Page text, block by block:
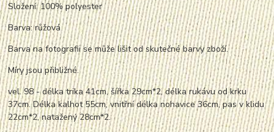
Složení: 100% polyester
Barva: růžová
Barva na fotografii se může lišit od skutečné barvy zboží.
Míry jsou přibližné.
vel. 98 - délka trika 41cm, šířka 29cm*2, délka rukávu od krku
37cm. Délka kalhot 55cm, vnitřní délka nohavice 36cm, pas v klidu
22cm*2,natažený 28cm*2.